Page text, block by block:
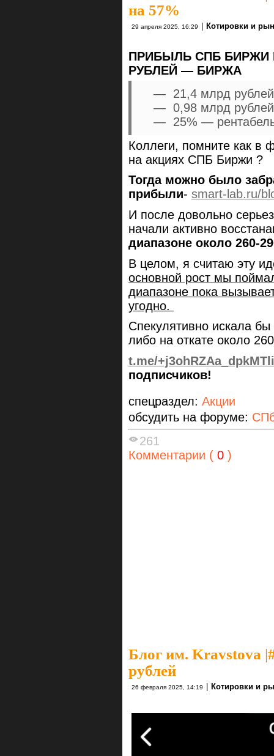
на 57%
29 апреля 2025, 16:29 | Котировки и
ПРИБЫЛЬ СПБ БИРЖИ
РУБЛЕЙ — БИРЖА
— 21,4 млрд
— 0,98 млрд
— 25% —
Коллеги, помните как в
на акциях СПБ Биржи ?
Тогда можно было
прибыли- smart-lab.ru/
И после довольно
начали активно
диапазоне около 260-
В целом, я считаю эту
основной рост мы
диапазоне пока
угодно.
Спекулятивно искала
либо на откате около 260
t.me/+j3ohRZAa_dpkMTli
подписчиков!
спецраздел: Акции
обсудить на форуме:
261
Комментарии ( 0 )
Блог им. Kravstova |
рублей
26 февраля 2025, 14:19 | Котировки и